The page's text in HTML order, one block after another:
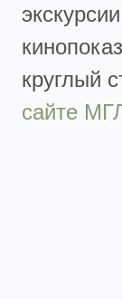
круглый
сайте